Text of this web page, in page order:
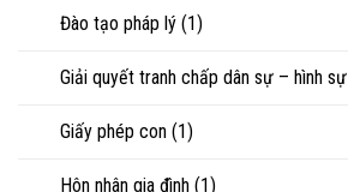
Đào tạo pháp lý (1)
Giải quyết tranh chấp dân sự – hình sự
Giấy phép con (1)
Hôn nhân gia đình (1)